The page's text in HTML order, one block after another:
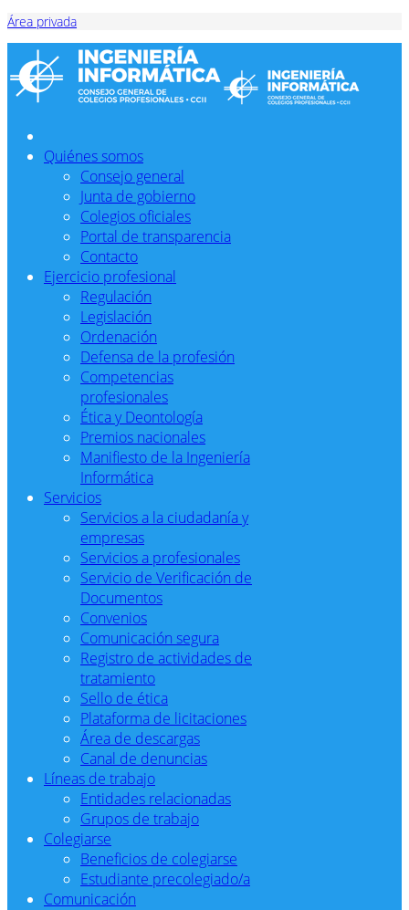
Área privada
Quiénes somos
Consejo general
Junta de gobierno
Colegios oficiales
Portal de transparencia
Contacto
Ejercicio profesional
Regulación
Legislación
Ordenación
Defensa de la profesión
Competencias
profesionales
Ética y Deontología
Premios nacionales
Manifiesto de la Ingeniería
Informática
Servicios
Servicios a la ciudadanía y
empresas
Servicios a profesionales
Servicio de Verificación de
Documentos
Convenios
Comunicación segura
Registro de actividades de
tratamiento
Sello de ética
Plataforma de licitaciones
Área de descargas
Canal de denuncias
Líneas de trabajo
Entidades relacionadas
Grupos de trabajo
Colegiarse
Beneficios de colegiarse
Estudiante precolegiado/a
Comunicación